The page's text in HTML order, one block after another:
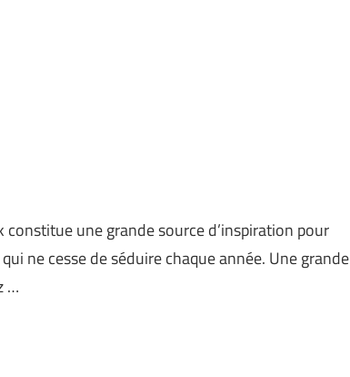
une grande source d’inspiration pour
ne cesse de séduire chaque année. Une grande
…